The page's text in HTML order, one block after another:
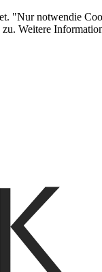
"Nur notwendie
Weitere